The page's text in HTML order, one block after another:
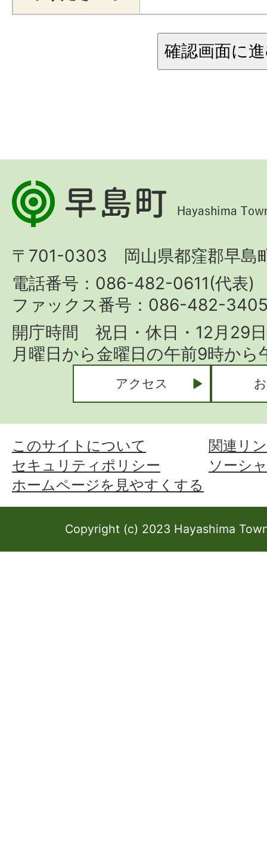
早
島
Hayashima
Town
〒701-0303 岡山県都窪郡早島
電話番号：086-482-0611(代表)
ファックス番号：086-482-
開庁時間 祝日・休日・12月29
月曜日から金曜日の午前9時か
アクセス
このサイトについて
関連リ
セキュリティポリシー
ソーシ
ホームページを見やすくする
Copyright (c) 2023 Hayashima